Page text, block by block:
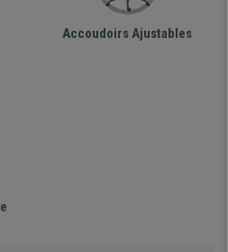
Accoudoirs Ajustables